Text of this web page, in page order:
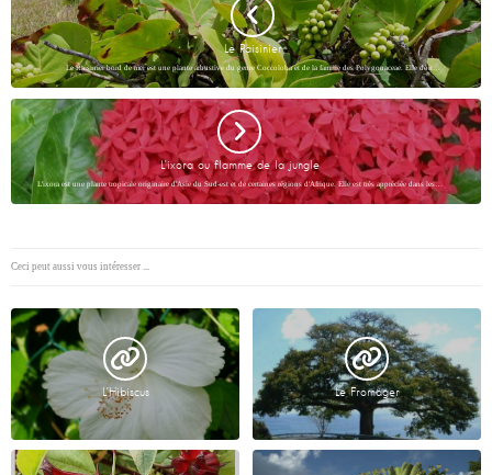
Le Raisinier
Le Raisinier bord de mer est une plante arbustive du genre Coccoloba et de la famille des Polygonaceae. Elle doit…
L’ixora ou flamme de la jungle
L'ixora est une plante tropicale originaire d'Asie du Sud-est et de certaines régions d'Afrique. Elle est très appréciée dans les…
Ceci peut aussi vous intéresser ...
L’Hibiscus Le Fromager